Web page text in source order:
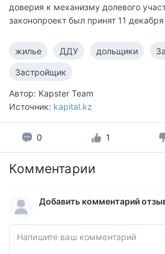
доверия к механизму долевого
законопроект был принят 11
жилье ДДУ дольщики
Застройщик
Автор: Kapster Team
Источник: kapital.kz
0 1
Комментарии
Добавить комментарий